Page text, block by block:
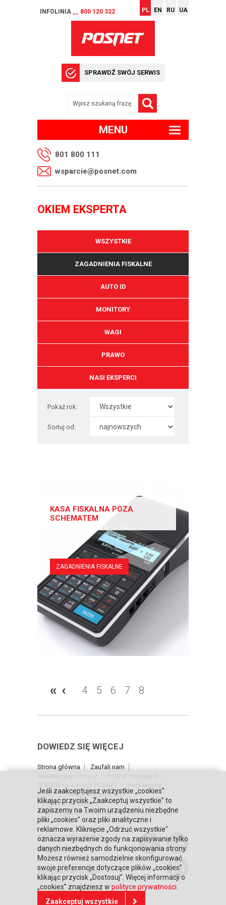
INFOLINIA __ 800 120 322 PL EN RU UA
SPRAWDŹ SWÓJ SERWIS
MENU
801 800 111
wsparcie@posnet.com
OKIEM EKSPERTA
WSZYSTKIE
ZAGADNIENIA FISKALNE
AUTO ID
MONITORY
WAGI
PRAWO
NASI EKSPERCI
Pokaż rok:
Sortuj od:
KASA FISKALNA POZA
SCHEMATEM
ZAGADNIENIA FISKALNE
« ‹ 4 5 6 7 8
DOWIEDZ SIĘ WIĘCEJ
Strona główna
Zaufali nam
RODO
Relacje inwestorskie
Polityka prywatności
Informacja o przetwarzaniu danych osobowych
POTRZEBUJESZ
POMOCY?
Skontaktuj się z nami
Jeśli zaakceptujesz wszystkie „cookies”
klikając przycisk „Zaakceptuj wszystkie” to
zapiszemy na Twoim urządzeniu niezbędne
pliki „cookies” oraz pliki analityczne i
reklamowe. Kliknięcie „Odrzuć wszystkie"
oznacza wyrażenie zgody na zapisywanie tylko
danych niezbędnych do funkcjonowania strony.
Możesz również samodzielnie skonfigurować
swoje preferencje dotyczące plików „cookies”
klikając przycisk „Dostosuj”. Więcej informacji o
„cookies” znajdziesz w polityce prywatności
Zaakceptuj wszystkie